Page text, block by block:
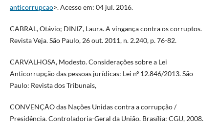
anticorrupcao>. Acesso em: 04 jul. 2016.
CABRAL, Otávio; DINIZ, Laura. A vingança contra os corruptos.
Revista Veja. São Paulo, 26 out. 2011, n. 2.240, p. 76-82.
CARVALHOSA, Modesto. Considerações sobre a Lei
Anticorrupção das pessoas jurídicas: Lei nº 12.846/2013. São
Paulo: Revista dos Tribunais,
CONVENÇÃO das Nações Unidas contra a corrupção /
Presidência. Controladoria-Geral da União. Brasília: CGU, 2008.